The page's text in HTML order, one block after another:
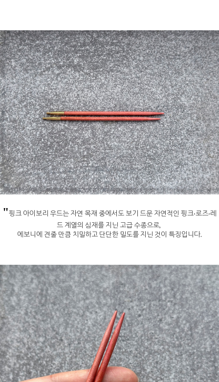
"핑크 아이보리 우드는 자연 목재 중에서도 보기 드문 자연적인 핑크·로즈·레
드 계열의 심재를 지닌 고급 수종으로,
에보니에 견줄 만큼 치밀하고 단단한 밀도를 지닌 것이 특징입니다.